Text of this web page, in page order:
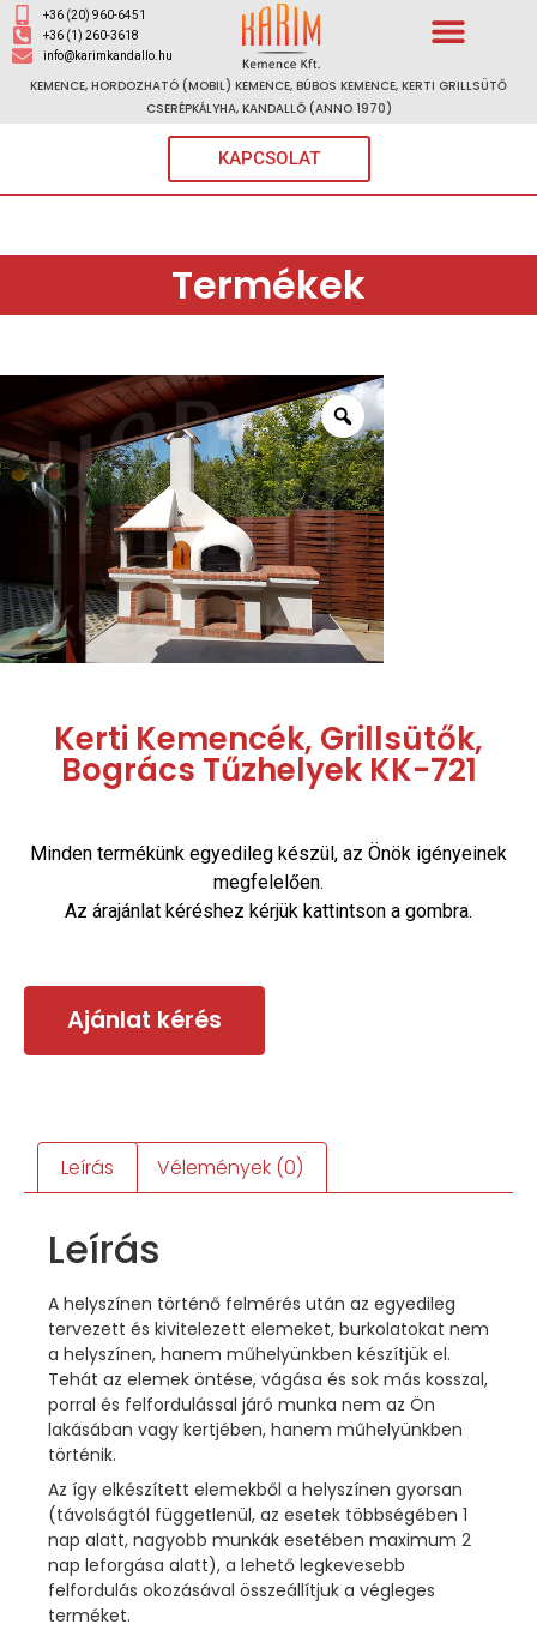
+36 (20) 960-6451
+36 (1) 260-3618
info@karimkandallo.hu
KEMENCE, HORDOZHATÓ (MOBIL) KEMENCE, BÚBOS KEMENCE, KERTI GRILLSÜTŐ
CSERÉPKÁLYHA, KANDALLÓ (ANNO 1970)
KAPCSOLAT
Termékek
Kerti Kemencék, Grillsütők,
Bogrács Tűzhelyek KK-721
Minden termékünk egyedileg készül, az Önök igényeinek
megfelelően.
Az árajánlat kéréshez kérjük kattintson a gombra.
Ajánlat kérés
Leírás Vélemények (0)
Leírás
A helyszínen történő felmérés után az egyedileg
tervezett és kivitelezett elemeket, burkolatokat nem
a helyszínen, hanem műhelyünkben készítjük el.
Tehát az elemek öntése, vágása és sok más kosszal,
porral és felfordulással járó munka nem az Ön
lakásában vagy kertjében, hanem műhelyünkben
történik.
Az így elkészített elemekből a helyszínen gyorsan
(távolságtól függetlenül, az esetek többségében 1
nap alatt, nagyobb munkák esetében maximum 2
nap leforgása alatt), a lehető legkevesebb
felfordulás okozásával összeállítjuk a végleges
terméket.